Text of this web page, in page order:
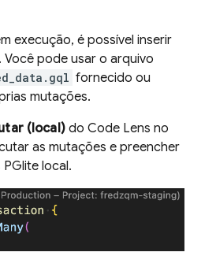
execução, é possível inserir
Você pode usar o arquivo
fornecido ou
mutações.
(local)do Code Lens no
as mutações e preencher
local.